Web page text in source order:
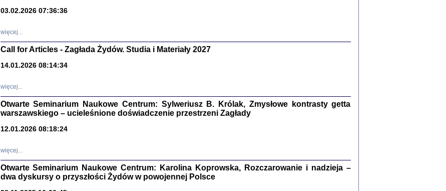
Sewek Okonowski, oprac. Marta Janczewska
PISZĄCY TE SŁOWA JEST PRACOWNIKIEM
03.02.2026 07:36:36
więcej...
Call for Articles - Zagłada Żydów. Studia i Materiały 2027
14.01.2026 08:14:34
więcej...
Otwarte Seminarium Naukowe Centrum: Sylweriusz B. Królak, Zmysłowe kontrasty getta
warszawskiego – ucieleśnione doświadczenie przestrzeni Zagłady
12.01.2026 08:18:24
więcej...
Otwarte Seminarium Naukowe Centrum: Karolina Koprowska, Rozczarowanie i nadzieja –
dwa dyskursy o przyszłości Żydów w powojennej Polsce